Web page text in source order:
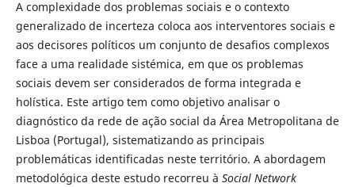
A complexidade dos problemas sociais e o contexto
generalizado de incerteza coloca aos interventores sociais e
aos decisores políticos um conjunto de desafios complexos
face a uma realidade sistémica, em que os problemas
sociais devem ser considerados de forma integrada e
holística. Este artigo tem como objetivo analisar o
diagnóstico da rede de ação social da Área Metropolitana de
Lisboa (Portugal), sistematizando as principais
problemáticas identificadas neste território. A abordagem
metodológica deste estudo recorreu à Social Network